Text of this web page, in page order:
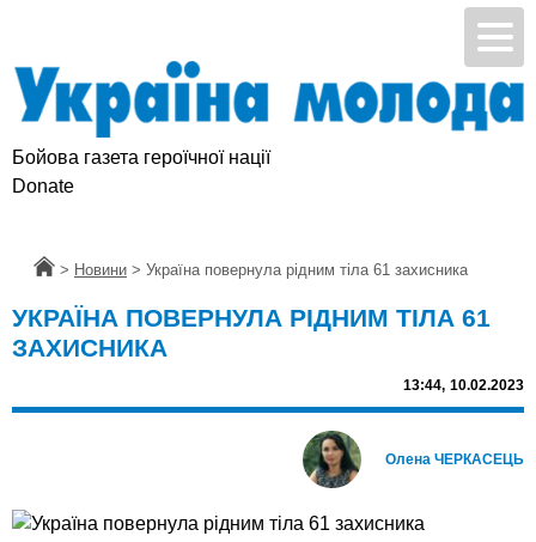
Бойова газета героїчної нації
Donate
Головна
> Новини > Україна повернула рідним тіла 61 захисника
УКРАЇНА ПОВЕРНУЛА РІДНИМ ТІЛА 61
ЗАХИСНИКА
13:44, 10.02.2023
Олена ЧЕРКАСЕЦЬ